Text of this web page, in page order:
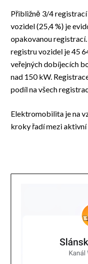
Přibližně 3/4
vozidel (25,4 %) je
opakovanou
registru vozidel je 45
veřejných dobíjecích
nad 150 kW.
podíl na všech
Elektromobilita je na
kroky řadí mezi